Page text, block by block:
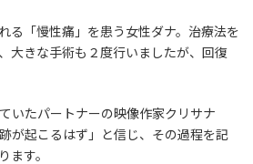
る「慢性痛」を患う女性ダナ。治療法を
大きな手術も２度行いましたが、回復
いたパートナーの映像作家クリサナ
が起こるはず」と信じ、その過程を記
ます。